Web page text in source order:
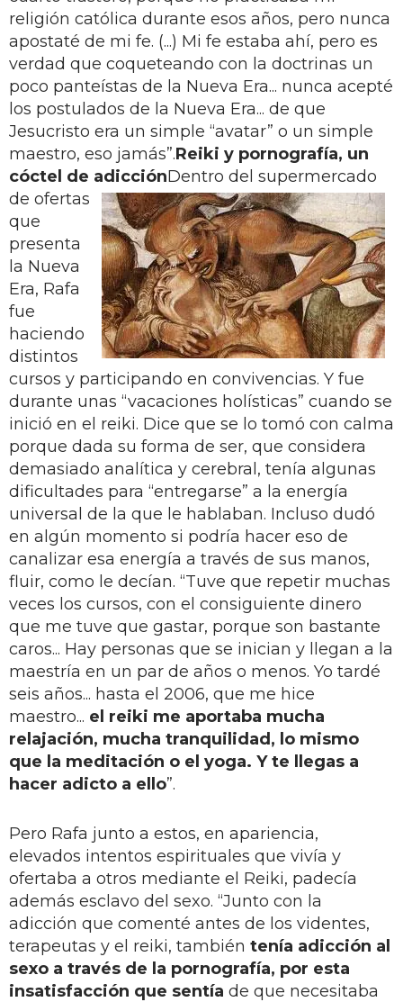
religión católica durante esos años, pero nunca
apostaté de mi fe. (...) Mi fe estaba ahí, pero es
verdad que coqueteando con la doctrinas un
poco panteístas de la Nueva Era... nunca acepté
los postulados de la Nueva Era... de que
Jesucristo era un simple “avatar” o un simple
maestro, eso jamás”.Reiki y pornografía, un
cóctel de adicciónDentro del supermercado
de ofertas
que
presenta
la Nueva
Era, Rafa
fue
haciendo
distintos
cursos y participando en convivencias. Y fue
durante unas “vacaciones holísticas” cuando se
inició en el reiki. Dice que se lo tomó con calma
porque dada su forma de ser, que considera
demasiado analítica y cerebral, tenía algunas
dificultades para “entregarse” a la energía
universal de la que le hablaban. Incluso dudó
en algún momento si podría hacer eso de
canalizar esa energía a través de sus manos,
fluir, como le decían. “Tuve que repetir muchas
veces los cursos, con el consiguiente dinero
que me tuve que gastar, porque son bastante
caros... Hay personas que se inician y llegan a la
maestría en un par de años o menos. Yo tardé
seis años... hasta el 2006, que me hice
maestro... el reiki me aportaba mucha
relajación, mucha tranquilidad, lo mismo
que la meditación o el yoga. Y te llegas a
hacer adicto a ello”.
Pero Rafa junto a estos, en apariencia,
elevados intentos espirituales que vivía y
ofertaba a otros mediante el Reiki, padecía
además esclavo del sexo. “Junto con la
adicción que comenté antes de los videntes,
terapeutas y el reiki, también tenía adicción al
sexo a través de la pornografía, por esta
insatisfacción que sentía de que necesitaba